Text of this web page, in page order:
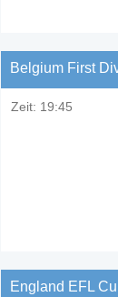
Belgium First
Zeit: 19:45
England EFL